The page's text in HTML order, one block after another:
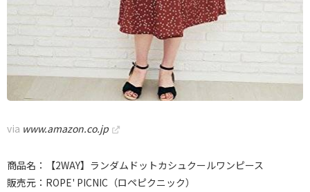
via www.amazon.co.jp
商品名：【2WAY】ランダムドットカシュクールワンピース
販売元：ROPE' PICNIC（ロペピクニック）